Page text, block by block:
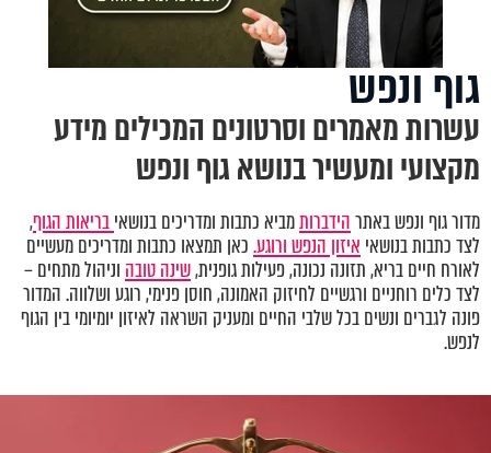
גוף ונפש
עשרות מאמרים וסרטונים המכילים מידע
מקצועי ומעשיר בנושא גוף ונפש
מדור גוף ונפש באתרהידברותמביא כתבות ומדריכים בנושאיבריאות הגוף,
לצד כתבות בנושאי איזון הנפש ורוגע.כאן תמצאו כתבות ומדריכים מעשיים
לאורח חיים בריא, תזונה נכונה, פעילות גופנית,שינה טובה וניהול מתחים –
לצד כלים רוחניים ורגשיים לחיזוק האמונה, חוסן פנימי, רוגע ושלווה. המדור
פונה לגברים ונשים בכל שלבי החיים ומעניק השראה לאיזון יומיומי בין הגוף
לנפש.